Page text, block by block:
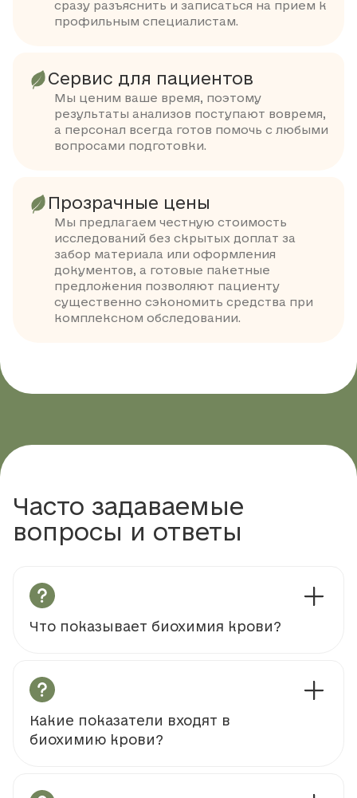
сразу разъяснить и записаться на прием к
профильным специалистам.
Сервис для пациентов
Мы ценим ваше время, поэтому
результаты анализов поступают вовремя,
а персонал всегда готов помочь с любыми
вопросами подготовки.
Прозрачные цены
Мы предлагаем честную стоимость
исследований без скрытых доплат за
забор материала или оформления
документов, а готовые пакетные
предложения позволяют пациенту
существенно сэкономить средства при
комплексном обследовании.
Часто задаваемые
вопросы и ответы
Что показывает биохимия крови?
Какие показатели входят в
биохимию крови?